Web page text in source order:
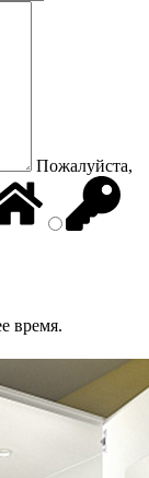
Пожалуйста,
время.